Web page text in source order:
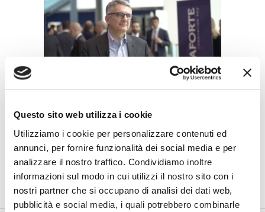
Questo sito web utilizza i cookie
Utilizziamo i cookie per personalizzare contenuti ed
annunci, per fornire funzionalità dei social media e per
analizzare il nostro traffico. Condividiamo inoltre
informazioni sul modo in cui utilizzi il nostro sito con i
nostri partner che si occupano di analisi dei dati web,
pubblicità e social media, i quali potrebbero combinarle
illimity, al via a giugno la nuova
banca online "open banking by
design"
di Flavio Padovan e Maddalena Libertini -Nasce già predisposta
all'open banking la nuova banca digitale che illimity lancerà a...